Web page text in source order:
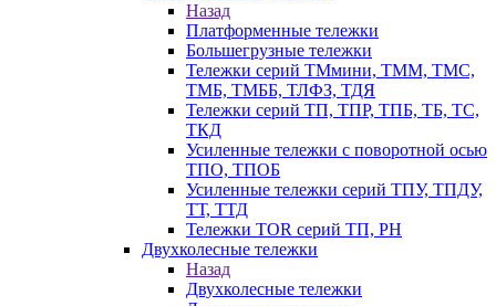
Назад
Платформенные тележки
Большегрузные тележки
Тележки серий ТМмини, ТММ, ТМС,
ТМБ, ТМББ, ТЛФЗ, ТДЯ
Тележки серий ТП, ТПР, ТПБ, ТБ, ТС,
ТКД
Усиленные тележки с поворотной осью
ТПО, ТПОБ
Усиленные тележки серий ТПУ, ТПДУ,
ТТ, ТТД
Тележки TOR серий ТП, PH
Двухколесные тележки
Назад
Двухколесные тележки